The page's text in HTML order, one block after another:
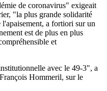
de coronavirus" exigeait
"la plus grande solidarité
a fortiori sur un
est de plus en plus
et
avec le 49-3", a
Hommeril, sur le